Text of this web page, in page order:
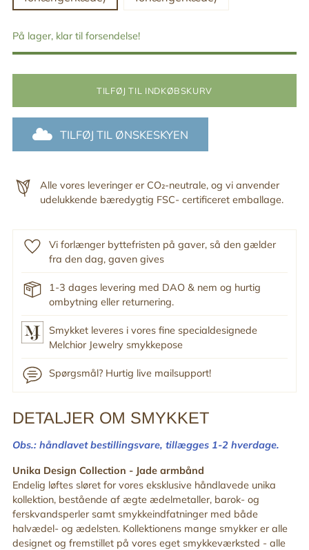
På lager, klar til forsendelse!
TILFØJ TIL INDKØBSKURV
TILFØJ TIL ØNSKESKYEN
Alle vores leveringer er CO₂-neutrale, og vi anvender
udelukkende bæredygtig FSC- certificeret emballage.
Vi forlænger byttefristen på gaver, så den gælder
fra den dag, gaven gives
1-3 dages levering med DAO & nem og hurtig
ombytning eller returnering.
Smykket leveres i vores fine specialdesignede
Melchior Jewelry smykkepose
Spørgsmål? Hurtig live mailsupport!
Tilføj
til
din
indkøbskurv
DETALJER OM SMYKKET
Obs.: håndlavet bestillingsvare, tillægges 1-2 hverdage.
Unika Design Collection - Jade armbånd
Endelig løftes sløret for vores eksklusive håndlavede unika
kollektion, bestående af ægte ædelmetaller, barok- og
ferskvandsperler samt smykkeindfatninger med både
halvædel- og ædelsten. Kollektionens mange smykker er alle
designet og fremstillet på vores eget smykkeværksted - alle